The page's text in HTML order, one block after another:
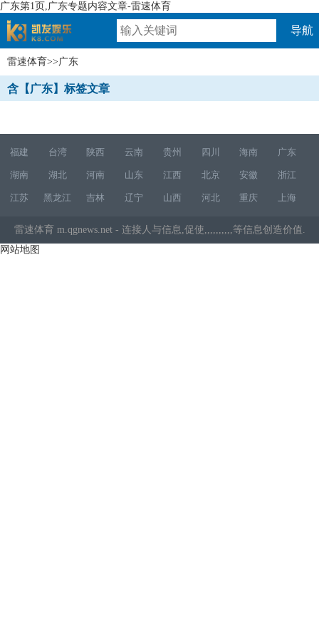
广东第1页,广东专题内容文章-雷速体育
速体育
导航
雷速体育>>广东
含【广东】标签文章
福建 台湾 陕西 云南 贵州 四川 海南 广东
湖南 湖北 河南 山东 江西 北京 安徽 浙江
江苏 黑龙江 吉林 辽宁 山西 河北 重庆 上海
雷速体育 m.qgnews.net - 连接人与信息,促使,,,,,,,,,,等信息创造价值.
网站地图